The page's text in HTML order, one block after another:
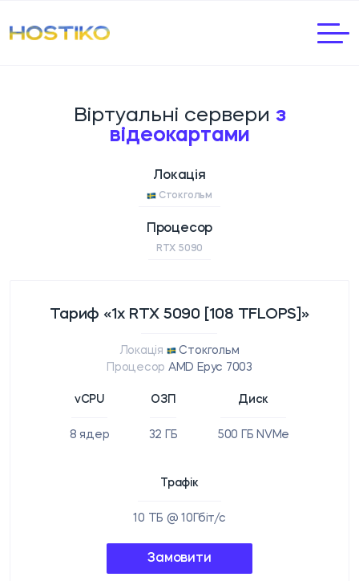
Віртуальні сервери з
відеокартами
Локація
Стокгольм
Процесор
RTX 5090
Тариф «1x RTX 5090 [108 TFLOPS]»
Локація
Стокгольм
Процесор AMD Epyc 7003
vCPU
8 ядер
ОЗП
32 ГБ
Диск
500 ГБ NVMe
Трафік
10 ТБ @ 10Гбіт/с
Замовити